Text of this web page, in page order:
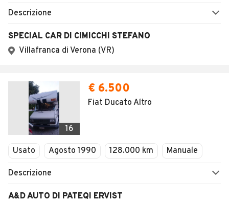
Descrizione
SPECIAL CAR DI CIMICCHI STEFANO
Villafranca di Verona (VR)
16
€ 6.500
Fiat Ducato Altro
Usato Agosto 1990 128.000 km Manuale
Descrizione
A&D AUTO DI PATEQI ERVIST